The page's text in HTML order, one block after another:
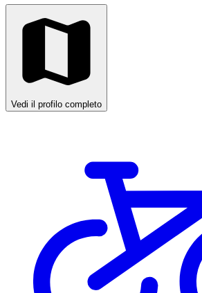
Vedi il profilo completo